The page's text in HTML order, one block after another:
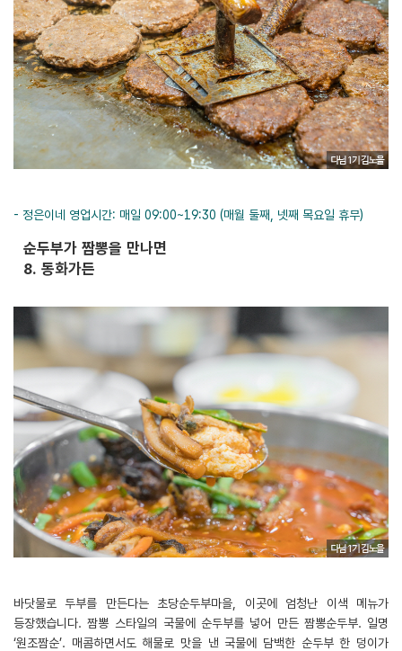
- 정은이네 영업시간: 매일 09:00~19:30 (매월 둘째, 넷째 목요일 휴무)
순두부가 짬뽕을 만나면
8. 동화가든
바닷물로 두부를 만든다는 초당순두부마을, 이곳에 엄청난 이색 메뉴가
등장했습니다. 짬뽕 스타일의 국물에 순두부를 넣어 만든 짬뽕순두부. 일명
‘원조짬순’. 매콤하면서도 해물로 맛을 낸 국물에 담백한 순두부 한 덩이가